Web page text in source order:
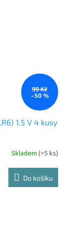
99 Kč
–50 %
1.5 V 4 kusy
Skladem (>5 ks)
Do košíku